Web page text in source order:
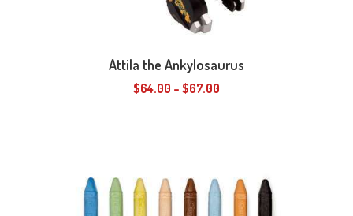
Attila the Ankylosaurus
$64.00 – $67.00
Varianten
auf.
Die